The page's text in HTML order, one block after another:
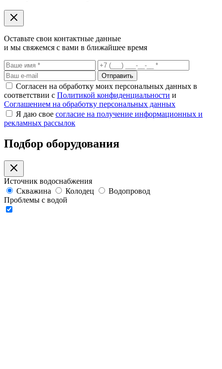
Оставьте свои контактные данные
и мы свяжемся с вами в ближайшее время
Отправить
Согласен на обработку моих персональных данных в
соответствии с Политикой конфиденциальности и
Соглашением на обработку персональных данных
Я даю свое согласие на получение информационных и
рекламных рассылок
Подбор оборудования
Источник водоснабжения
Скважина
Колодец
Водопровод
Проблемы с водой